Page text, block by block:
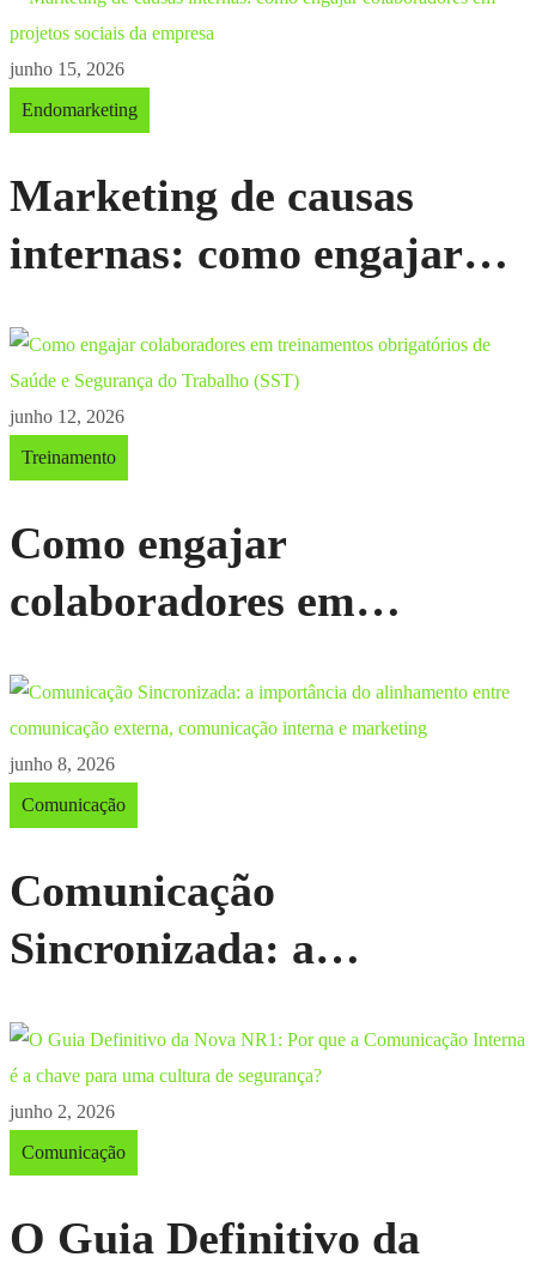
momento da necessidade
junho 15, 2026
Endomarketing
Marketing de causas
internas: como engajar
sociais da empresa
junho 12, 2026
Treinamento
Como engajar
colaboradores em
de Saúde e Segurança do
Trabalho (SST)
junho 8, 2026
Comunicação
Comunicação
Sincronizada: a
alinhamento entre
comunicação externa,
comunicação interna e
marketing
junho 2, 2026
Comunicação
O Guia Definitivo da